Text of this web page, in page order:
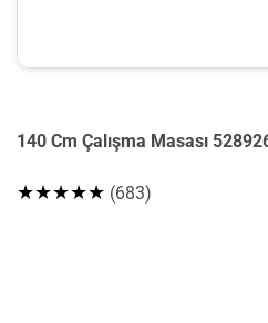
140 Cm Çalışma Masası
★★★★★ (683)